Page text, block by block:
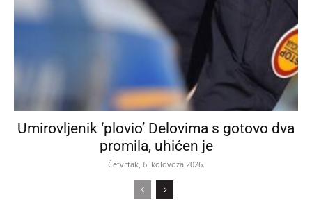
Umirovljenik ‘plovio’ Delovima s gotovo dva
promila, uhićen je
Četvrtak, 6. kolovoza 2026.